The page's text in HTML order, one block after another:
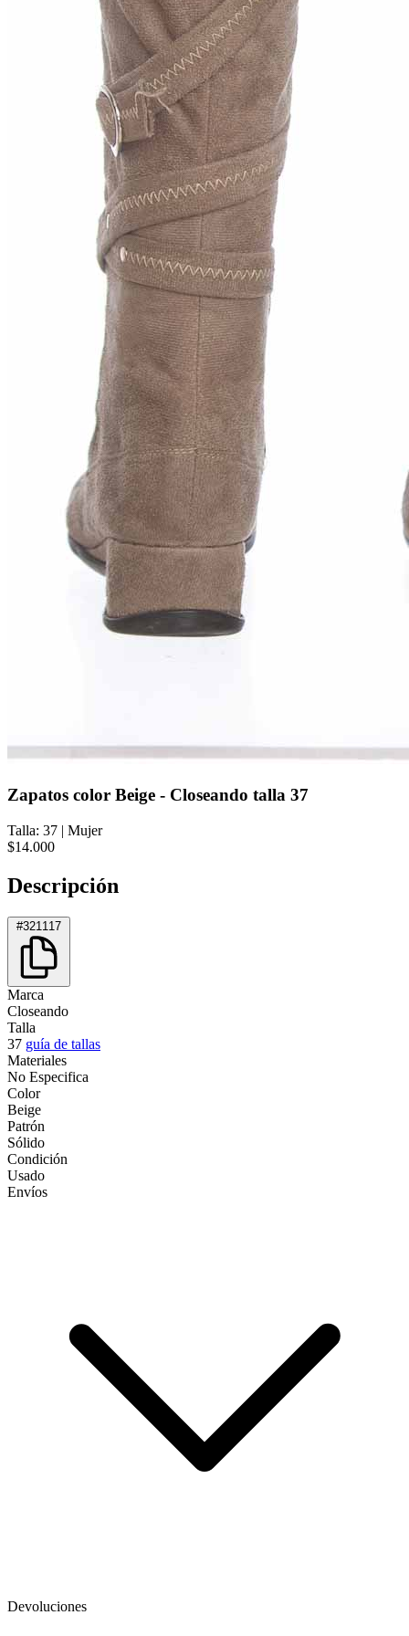
Zapatos color Beige - Closeando talla 37
Talla: 37 | Mujer
$14.000
Descripción
#321117
Marca
Closeando
Talla
37 guía de tallas
Materiales
No Especifica
Color
Beige
Patrón
Sólido
Condición
Usado
Envíos
Devoluciones